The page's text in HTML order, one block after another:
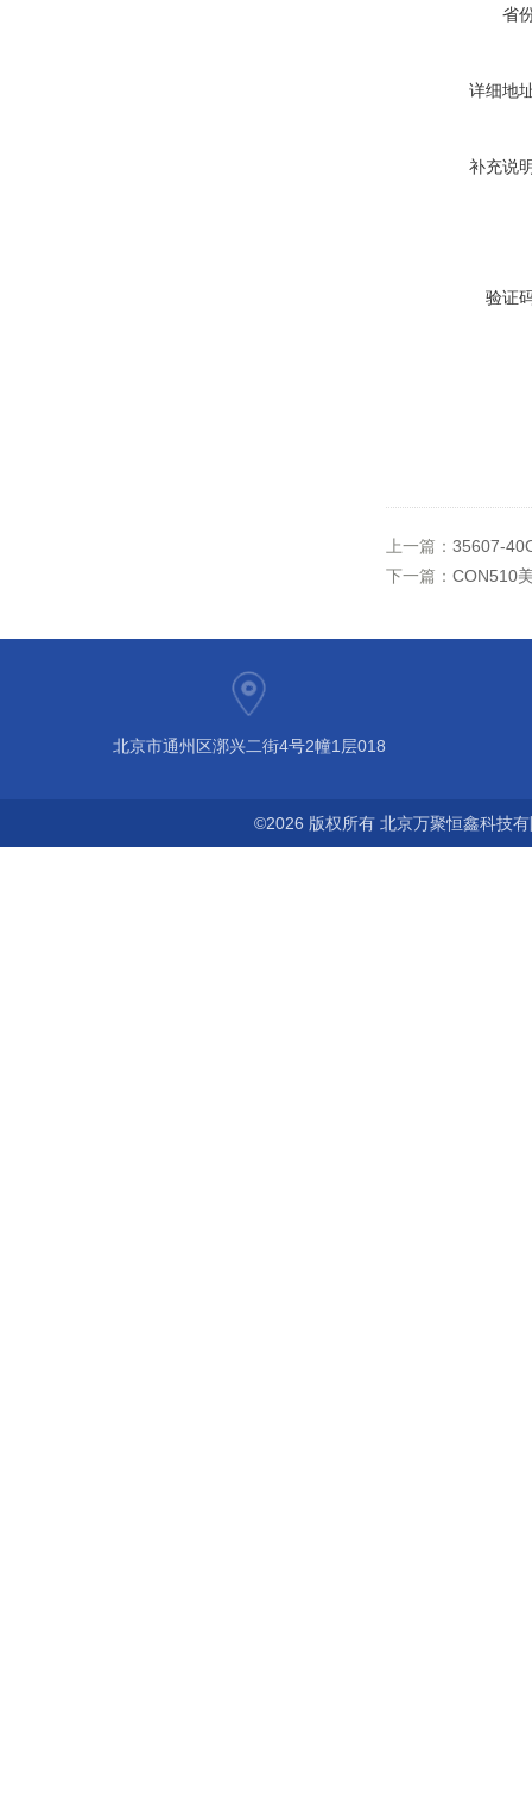
省
详细地
补充说
验证
上一篇： 35607-
下一篇： CON510
北京市通州区漷兴二街4号2幢1层018
©2026 版权所有 北京万聚恒鑫科技